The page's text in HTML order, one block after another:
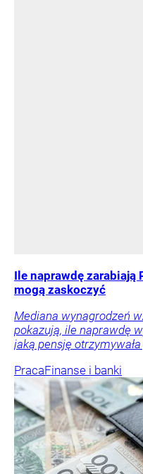
Ile naprawdę zarabiają
mogą zaskoczyć
Mediana wynagrodzeń
pokazują, ile naprawdę
jaką pensję otrzymywała
PracaFinanse i banki